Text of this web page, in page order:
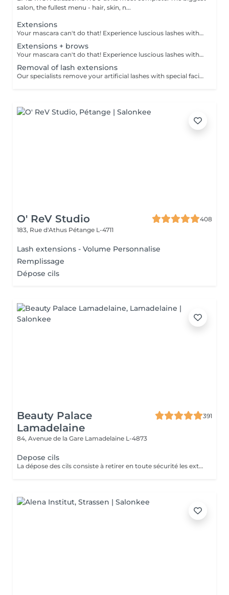
salon, the fullest menu - hair, skin, n...
Extensions
Your mascara can't do that! Experience luscious lashes with our professional lash extensions. Each artificial lash is expertly applied to your natural lashes, creating a fuller, longer, and darker look. Volume options: choose from 1D to 5D for the perfect fullness. Personalised choices: discuss your preferences for curves and colours with our expert. What to expect: - eye area is cleaned - tape and patches are applied to protect the skin - extensions are applied to your natural lashes - lashes are dried for a secure hold - tape and patches are removed Age restrictions: recommended to do from 16 years. Post procedure recommendations: do not wash eyelashes 24 hours after the procedure. Frequency: once in 3-4 weeks.
Extensions + brows
Your mascara can't do that! Experience luscious lashes with our professional lash extensions. Each artificial lash is expertly applied to your natural lashes, creating a fuller, longer, and darker look. Volume options: choose from 1D to 5D for the perfect fullness. Personalised choices: discuss your preferences for curves and colours with our expert. What to expect: - eye area is cleaned - tape and patches are applied to protect the skin - extensions are applied to your natural lashes - lashes are dried for a secure hold - tape and patches are removed Age restrictions: recommended to do from 16 years. Post procedure recommendations: do not wash eyelashes 24 hours after the procedure. Frequency: once in 3-4 weeks.
Removal of lash extensions
Our specialists remove your artificial lashes with special facilities. If the lashes were done in our beauty space - on your next visit for lash extensions removal will be for free.
O' ReV Studio
408
183, Rue d'Athus Pétange L-4711
Lash extensions - Volume Personnalise
Remplissage
Dépose cils
Beauty Palace
Lamadelaine
391
84, Avenue de la Gare Lamadelaine L-4873
Depose cils
La dépose des cils consiste à retirer en toute sécurité les extensions de cils qui ont été fixées précédemment. Cela se fait généralement avec un produit spécifique qui adoucit la colle, permettant ainsi de retirer délicatement les extensions sans abîmer les cils naturels. Cette procédure est essentielle pour préserver la santé des cils naturels et peut être nécessaire lorsque vous souhaitez changer votre style de cils ou cesser d'utiliser des extensions. Elle doit être effectuée par un professionnel pour éviter d'endommager les cils naturels.